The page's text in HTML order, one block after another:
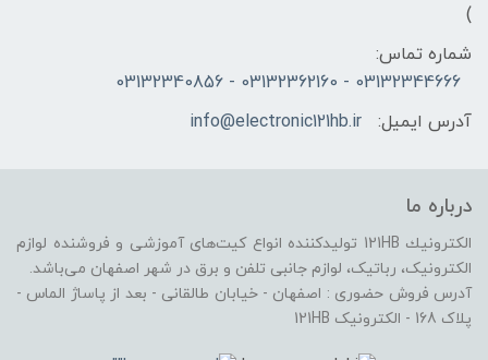
)
شماره تماس:
03132344666 - 03132362160 - 03132340856
آدرس ایمیل:
info@electronic121hb.ir
درباره ما
الكترونيك 121HB توليدكننده انواع کیت‌های آموزشی و فروشنده لوازم
الکترونیک، رباتیک، لوازم جانبی تلفن و برق در شهر اصفهان می‌باشد.
آدرس فروش حضوری : اصفهان - خیابان طالقانی - بعد از پاساژ الماس -
پلاک 168 - الکترونیک 121HB